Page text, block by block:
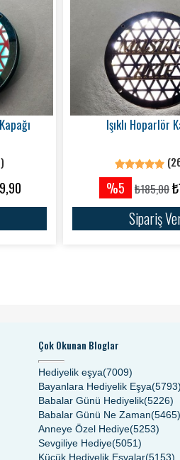
Işıklı Hoparlör
%5 ₺185,00
Sipariş
Çok Okunan Bloglar
Hediyelik eşya(7009)
Bayanlara Hediyelik Eşya(5793)
Babalar Günü Hediyelik(5226)
Babalar Günü Ne Zaman(5465)
Anneye Özel Hediye(5253)
Sevgiliye Hediye(5051)
Küçük Hediyelik Eşyalar(5153)